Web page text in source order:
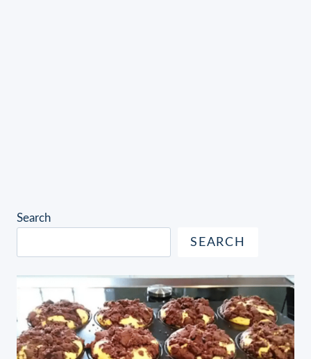
Search
SEARCH